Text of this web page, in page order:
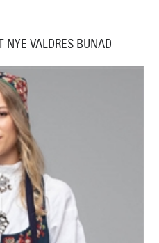
NYE VALDRES BUNAD